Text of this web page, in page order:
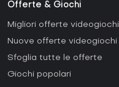
Offerte & Giochi
Migliori offerte videogiochi
Nuove offerte videogiochi
Sfoglia tutte le offerte
Giochi popolari